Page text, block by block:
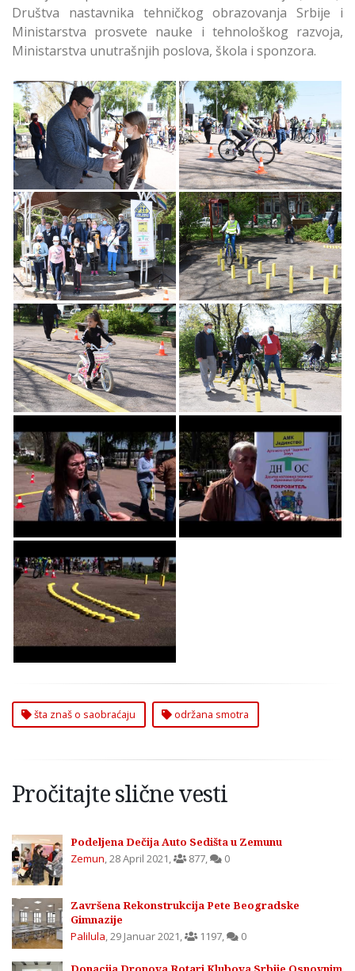
Društva nastavnika tehničkog obrazovanja Srbije i
Ministarstva prosvete nauke i tehnološkog razvoja,
Ministarstva unutrašnjih poslova, škola i sponzora.
Održana Opštinska
Smotra - Šta Znaš o
Saobraćaju - u
Zemunu
Održana Opštinska
Smotra - Šta Znaš o
Saobraćaju - u
Zemunu
Održana Opštinska
Smotra - Šta Znaš o
Saobraćaju - u
Zemunu
Održana Opštinska
Smotra - Šta Znaš o
Saobraćaju - u
Zemunu
Održana Opštinska
Smotra - Šta Znaš o
Saobraćaju - u
Zemunu
Održana Opštinska
Smotra - Šta Znaš o
Saobraćaju - u
Zemunu
Održana Opštinska
Smotra - Šta Znaš o
Saobraćaju - u
Zemunu
Održana Opštinska
Smotra - Šta Znaš o
Saobraćaju - u
Zemunu
Održana Opštinska
Smotra - Šta Znaš o
Saobraćaju - u
Zemunu
šta znaš o saobraćaju održana smotra
Pročitajte slične vesti
Podeljena Dečija Auto Sedišta u Zemunu
Zemun 28 April 2021 877 0
Završena Rekonstrukcija Pete Beogradske
Gimnazije
Palilula 29 Januar 2021 1197 0